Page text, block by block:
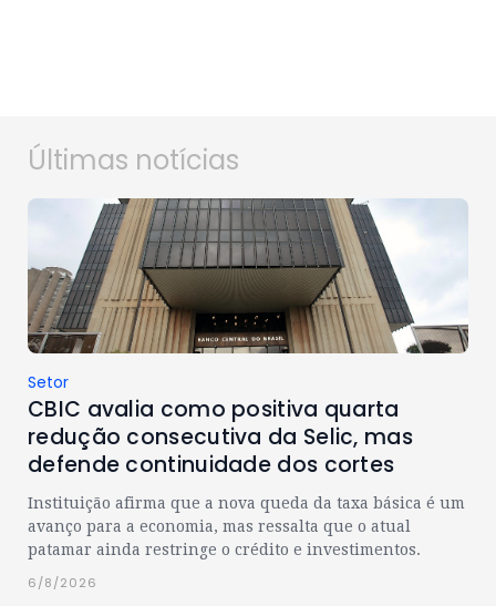
Últimas notícias
Setor
CBIC avalia como positiva quarta
redução consecutiva da Selic, mas
defende continuidade dos cortes
Instituição afirma que a nova queda da taxa básica é um
avanço para a economia, mas ressalta que o atual
patamar ainda restringe o crédito e investimentos.
6/8/2026